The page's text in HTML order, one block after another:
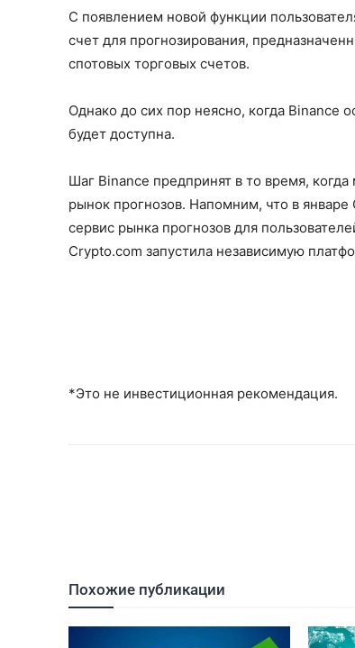
С появлением новой функции
счет для прогнозирования,
спотовых торговых счетов.
Однако до сих пор неясно, когда Binance
будет доступна.
Шаг Binance предпринят в то время,
рынок прогнозов. Напомним, что в
сервис рынка прогнозов для
Crypto.com запустила независимую
*Это не инвестиционная рекомендация.
Похожие публикации